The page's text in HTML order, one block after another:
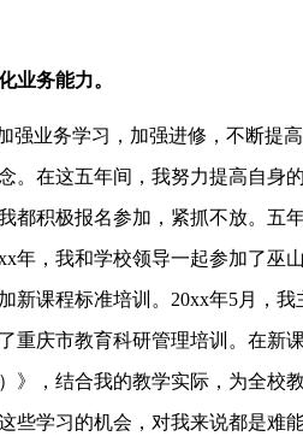
业务能力。
强业务学习，加强进修，不断提
。在这五年间，我努力提高自身
都积极报名参加，紧抓不放。五
年，我和学校领导一起参加了巫
新课程标准培训。20xx年5月，我
重庆市教育科研管理培训。在新
》，结合我的教学实际，为全校
些学习的机会，对我来说都是难